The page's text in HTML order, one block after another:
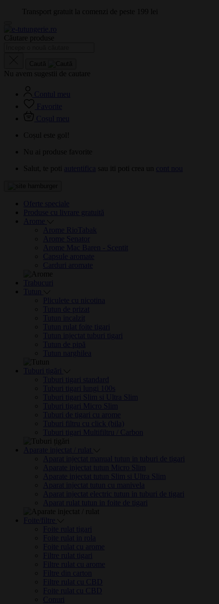
Transport gratuit la comenzi de peste 199 lei
Căutare produse
Nu avem sugestii de cautare
Contul meu
Favorite
Coșul meu
Coșul este gol!
Nu ai produse favorite
Salut, te poti autentifica sau iti poti crea un cont nou
Oferte speciale
Produse cu livrare gratuită
Arome
Arome RioTabak
Arome Senator
Arome Mac Baren - Scentit
Capsule aromate
Carduri aromate
Trabucuri
Tutun
Pliculete cu nicotina
Tutun de prizat
Tutun incalzit
Tutun rulat foite tigari
Tutun injectat tuburi tigari
Tutun de pipă
Tutun narghilea
Tuburi țigări
Tuburi tigari standard
Tuburi tigari lungi 100s
Tuburi tigari Slim si Ultra Slim
Tuburi tigari Micro Slim
Tuburi de tigari cu arome
Tuburi filtru cu click (bila)
Tuburi tigari Multifiltru / Carbon
Aparate injectat / rulat
Aparat injectat manual tutun in tuburi de tigari
Aparate injectat tutun Micro Slim
Aparate injectat tutun Slim si Ultra Slim
Aparat injectat tutun cu manivela
Aparat injectat electric tutun in tuburi de tigari
Aparat rulat tutun in foite de tigari
Foite/filtre
Foite rulat tigari
Foite rulat in rola
Foite rulat cu arome
Filtre rulat tigari
Filtre rulat cu arome
Filtre din carton
Filtre rulat cu CBD
Foite rulat cu CBD
Conuri